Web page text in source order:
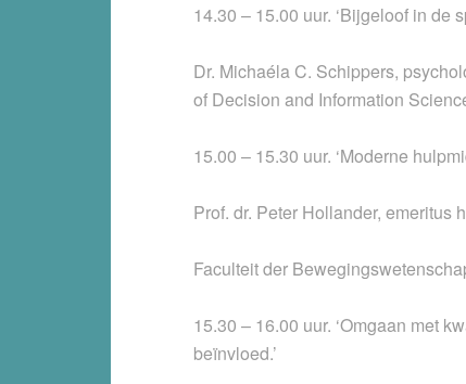
14.30 – 15.00 uur. ‘Bijgeloof in de
Dr. Michaéla C. Schippers,
of Decision and Information
15.00 – 15.30 uur. ‘Moderne
Prof. dr. Peter Hollander, emeritus
Faculteit der
15.30 – 16.00 uur. ‘Omgaan met
beïnvloed.’